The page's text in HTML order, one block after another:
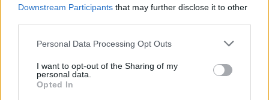
Downstream Participants that may further disclose it to other
Personal Data Processing Opt Outs
I want to opt-out of the Sharing of my
personal data.
Opted In
Lifestyle